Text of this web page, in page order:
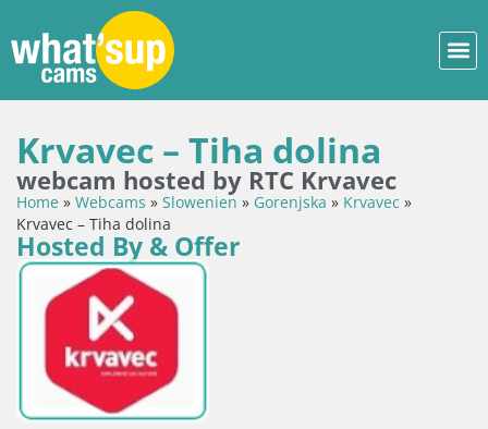
Krvavec – Tiha dolina
webcam hosted by RTC Krvavec
Home » Webcams » Slowenien » Gorenjska » Krvavec »
Krvavec – Tiha dolina
Hosted By & Offer